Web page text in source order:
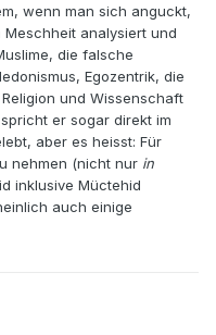
wenn man sich anguckt,
analysiert und
die falsche
Egozentrik, die
und Wissenschaft
er sogar direkt im
aber es heisst: Für
nehmen (nicht nur in
inklusive Müctehid
auch einige